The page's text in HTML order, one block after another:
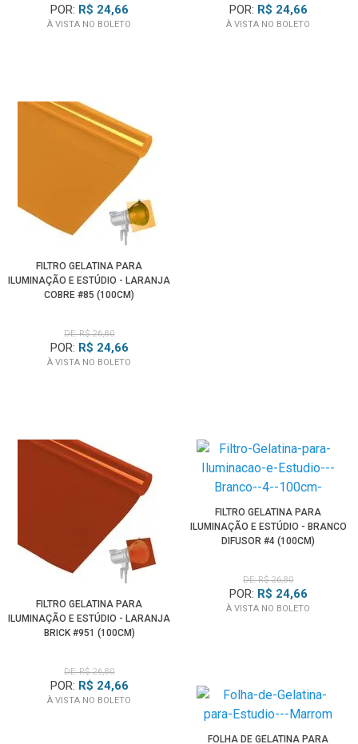
POR: R$ 24,66
À VISTA NO BOLETO
POR: R$ 24,66
À VISTA NO BOLETO
FILTRO GELATINA PARA
ILUMINAÇÃO E ESTÚDIO - LARANJA
COBRE #85 (100CM)
DE: R$ 26,80
POR: R$ 24,66
À VISTA NO BOLETO
FILTRO GELATINA PARA
ILUMINAÇÃO E ESTÚDIO - LARANJA
BRICK #951 (100CM)
DE: R$ 26,80
POR: R$ 24,66
À VISTA NO BOLETO
FILTRO GELATINA PARA
ILUMINAÇÃO E ESTÚDIO - BRANCO
DIFUSOR #4 (100CM)
DE: R$ 26,80
POR: R$ 24,66
À VISTA NO BOLETO
FOLHA DE GELATINA PARA